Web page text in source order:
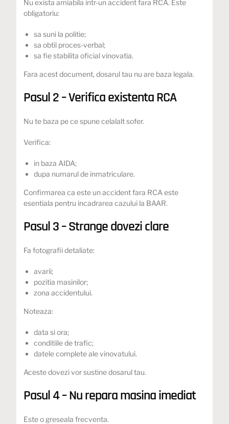
Nu exista amiabila intr-un accident fara RCA. Este
obligatoriu:
sa suni la politie;
sa obtii proces-verbal;
sa fie stabilita oficial vinovatia.
Fara acest document, dosarul tau nu are baza legala.
Pasul 2 – Verifica existenta RCA
Nu te baza pe ce spune celalalt sofer.
Verifica:
in baza AIDA;
dupa numarul de inmatriculare.
Confirmarea ca este un accident fara RCA este
esentiala pentru incadrarea cazului la BAAR.
Pasul 3 – Strange dovezi clare
Fa fotografii detaliate:
avarii;
pozitia masinilor;
zona accidentului.
Noteaza:
data si ora;
conditiile de trafic;
datele complete ale vinovatului.
Aceste dovezi vor sustine dosarul tau.
Pasul 4 – Nu repara masina imediat
Este o greseala frecventa.